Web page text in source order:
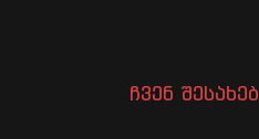
ჩვენ შესახებ